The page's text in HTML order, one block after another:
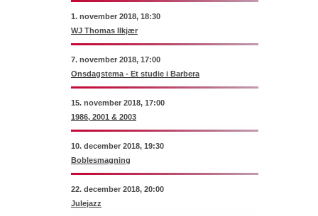
1. november 2018, 18:30
WJ Thomas Ilkjær
7. november 2018, 17:00
Onsdagstema - Et studie i Barbera
15. november 2018, 17:00
1986, 2001 & 2003
10. december 2018, 19:30
Boblesmagning
22. december 2018, 20:00
Julejazz